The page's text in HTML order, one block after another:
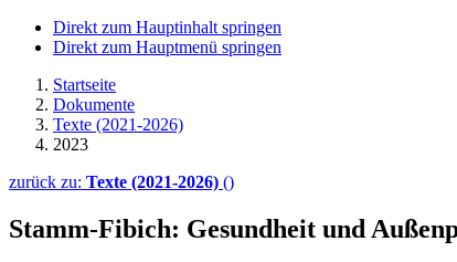
Direkt zum Hauptinhalt springen
Direkt zum Hauptmenü springen
Startseite
Dokumente
Texte (2021-2026)
2023
zurück zu: Texte (2021-2026) ()
Stamm-Fibich: Gesund­heit und